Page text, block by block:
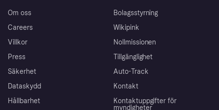
Om oss
Careers
Villkor
Press
Säkerhet
Dataskydd
Hållbarhet
Bolagsstyrning
Wikipink
Nollmissionen
Tillgänglighet
Auto-Track
Kontakt
Kontaktuppgifter för
myndigheter